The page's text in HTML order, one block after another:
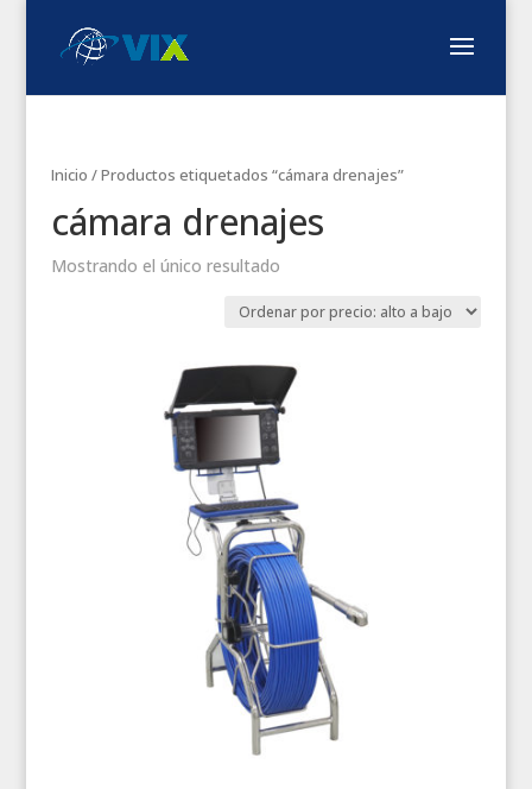
Inicio / Productos etiquetados “cámara drenajes”
cámara drenajes
Mostrando el único resultado